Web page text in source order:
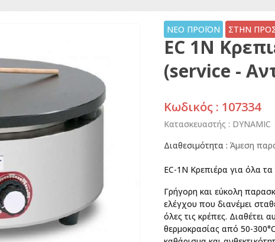
ΝΕΟ ΠΡΟΪΟΝ ΣΤΗΝ
EC 1N
(service -
Κωδικός : 107334
Κατασκευαστής : DYNAMIC
Διαθεσιμότητα : Άμεση
EC-1N Κρεπιέρα για όλα
Γρήγορη και εύκολη
ελέγχου που διανέμει
όλες τις κρέπες. Διαθέτει
θερμοκρασίας από 50-